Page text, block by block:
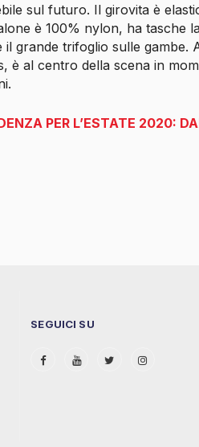
sul futuro. Il girovita è
è 100% nylon, ha tasche
grande trifoglio sulle gambe.
è al centro della scena in
PER L’ESTATE 2020:
SEGUICI SU